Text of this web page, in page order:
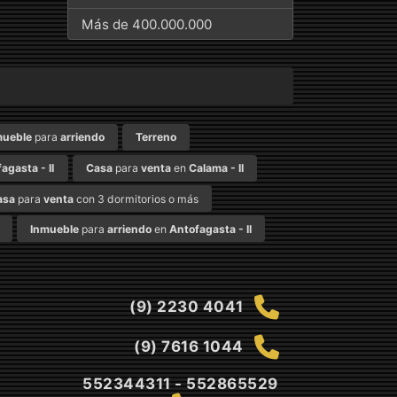
Más de 400.000.000
para arriendo Terreno
- II Casapara ventaen Calama - II
para ventacon 3 dormitorios o más
Inmueble paraarriendo enAntofagasta - II
(9) 2230 4041
(9) 7616 1044
552344311 - 552865529